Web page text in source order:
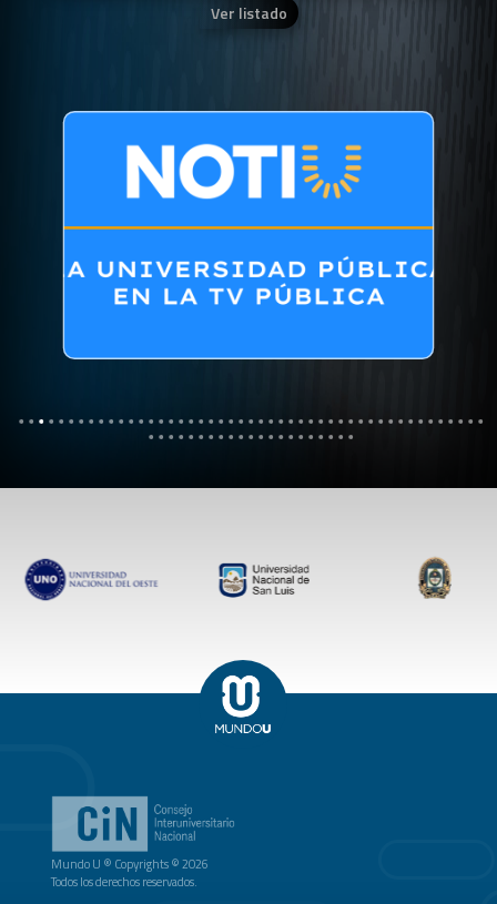
Ver listado
Mundo U ® Copyrights © 2026
Todos los derechos reservados.